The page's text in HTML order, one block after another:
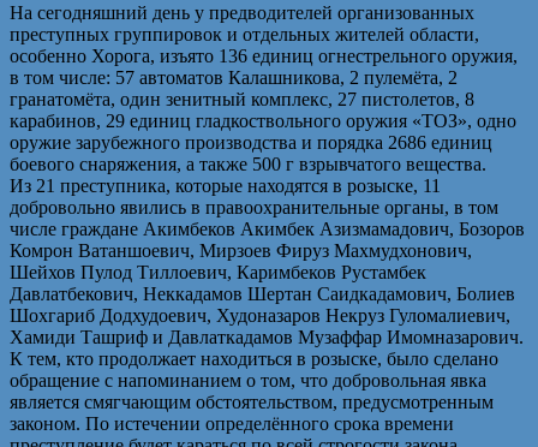
На сегодняшний день у предводителей организованных
преступных группировок и отдельных жителей области,
особенно Хорога, изъято 136 единиц огнестрельного оружия,
в том числе: 57 автоматов Калашникова, 2 пулемёта, 2
гранатомёта, один зенитный комплекс, 27 пистолетов, 8
карабинов, 29 единиц гладкоствольного оружия «ТОЗ», одно
оружие зарубежного производства и порядка 2686 единиц
боевого снаряжения, а также 500 г взрывчатого вещества.
Из 21 преступника, которые находятся в розыске, 11
добровольно явились в правоохранительные органы, в том
числе граждане Акимбеков Акимбек Азизмамадович, Бозоров
Комрон Ватаншоевич, Мирзоев Фируз Махмудхонович,
Шейхов Пулод Тиллоевич, Каримбеков Рустамбек
Давлатбекович, Неккадамов Шертан Саидкадамович, Болиев
Шохгариб Додхудоевич, Худоназаров Некруз Гуломалиевич,
Хамиди Ташриф и Давлаткадамов Музаффар Имомназарович.
К тем, кто продолжает находиться в розыске, было сделано
обращение с напоминанием о том, что добровольная явка
является смягчающим обстоятельством, предусмотренным
законом. По истечении определённого срока времени